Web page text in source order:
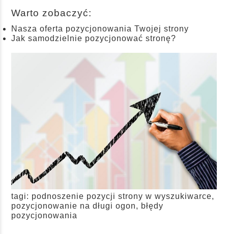
Warto zobaczyć:
Nasza oferta pozycjonowania Twojej strony
Jak samodzielnie pozycjonować stronę?
tagi: podnoszenie pozycji strony w wyszukiwarce,
pozycjonowanie na długi ogon, błędy
pozycjonowania